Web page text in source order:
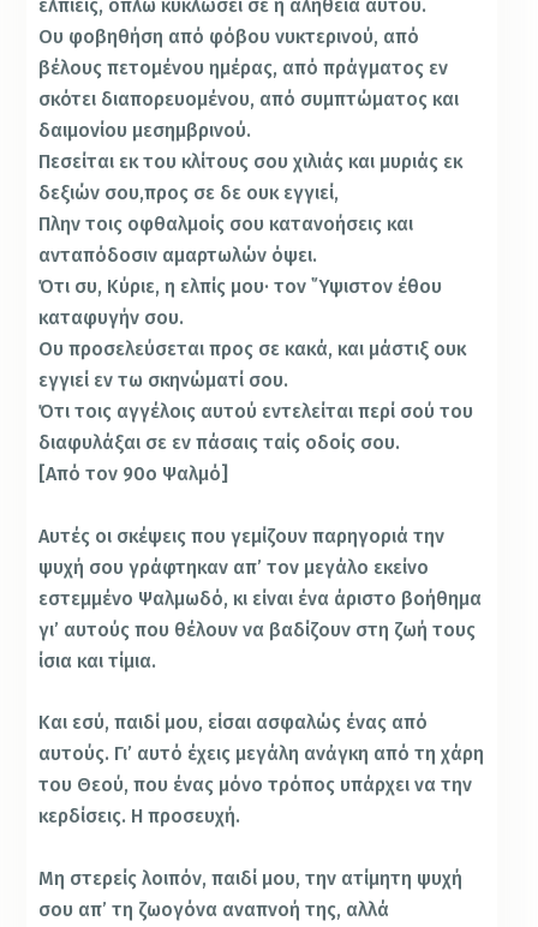
ελπιείς, όπλω κυκλώσει σε η αλήθεια αυτού.
Ου φοβηθήση από φόβου νυκτερινού, από
βέλους πετομένου ημέρας, από πράγματος εν
σκότει διαπορευομένου, από συμπτώματος και
δαιμονίου μεσημβρινού.
Πεσείται εκ του κλίτους σου χιλιάς και μυριάς εκ
δεξιών σου,προς σε δε ουκ εγγιεί,
Πλην τοις οφθαλμοίς σου κατανοήσεις και
ανταπόδοσιν αμαρτωλών όψει.
Ότι συ, Κύριε, η ελπίς μου· τον ῞Υψιστον έθου
καταφυγήν σου.
Ου προσελεύσεται προς σε κακά, και μάστιξ ουκ
εγγιεί εν τω σκηνώματί σου.
Ότι τοις αγγέλοις αυτού εντελείται περί σού του
διαφυλάξαι σε εν πάσαις ταίς οδοίς σου.
[Από τον 90ο Ψαλμό]
Αυτές οι σκέψεις που γεμίζουν παρηγοριά την
ψυχή σου γράφτηκαν απ’ τον μεγάλο εκείνο
εστεμμένο Ψαλμωδό, κι είναι ένα άριστο βοήθημα
γι’ αυτούς που θέλουν να βαδίζουν στη ζωή τους
ίσια και τίμια.
Και εσύ, παιδί μου, είσαι ασφαλώς ένας από
αυτούς. Γι’ αυτό έχεις μεγάλη ανἀγκη από τη χάρη
του Θεού, που ένας μόνο τρόπος υπάρχει να την
κερδίσεις. Η προσευχή.
Μη στερείς λοιπόν, παιδί μου, την ατίμητη ψυχή
σου απ’ τη ζωογόνα αναπνοή της, αλλά